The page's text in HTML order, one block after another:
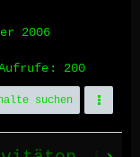
2006
200
suchen